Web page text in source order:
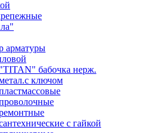
арматуры
бабочка нерж.
ключом
с гайкой